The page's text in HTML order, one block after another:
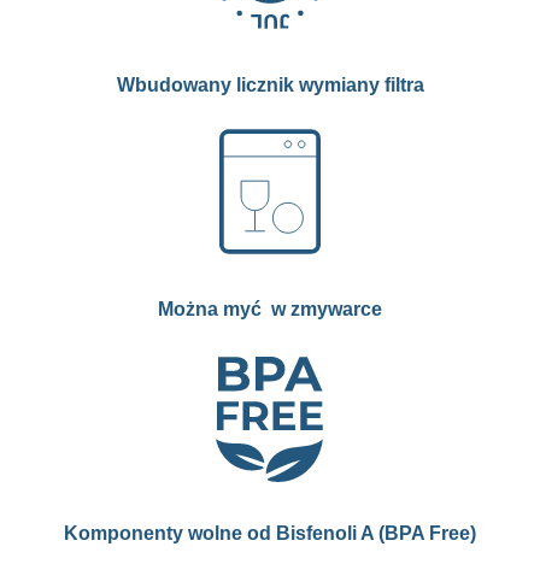
Wbudowany licznik wymiany filtra
Można myć w zmywarce
Komponenty wolne od Bisfenoli A (BPA Free)